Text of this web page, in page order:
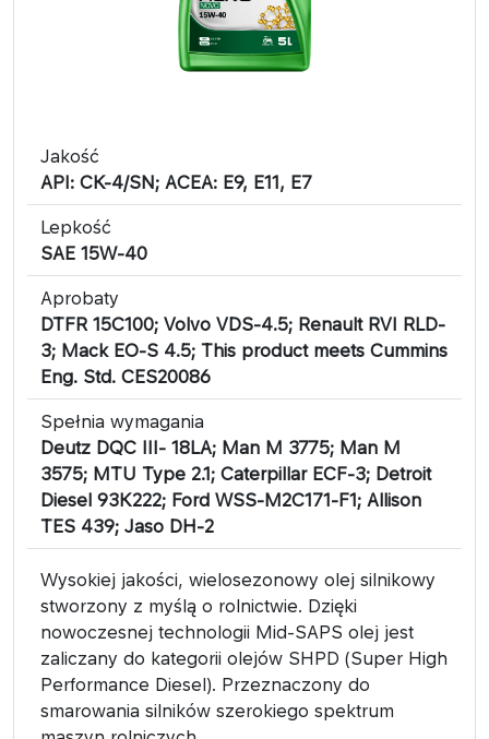
Jakość
API: CK-4/SN; ACEA: E9, E11, E7
Lepkość
SAE 15W-40
Aprobaty
DTFR 15C100; Volvo VDS-4.5; Renault RVI RLD-
3; Mack EO-S 4.5; This product meets Cummins
Eng. Std. CES20086
Spełnia wymagania
Deutz DQC III- 18LA; Man M 3775; Man M
3575; MTU Type 2.1; Caterpillar ECF-3; Detroit
Diesel 93K222; Ford WSS-M2C171-F1; Allison
TES 439; Jaso DH-2
Wysokiej jakości, wielosezonowy olej silnikowy
stworzony z myślą o rolnictwie. Dzięki
nowoczesnej technologii Mid-SAPS olej jest
zaliczany do kategorii olejów SHPD (Super High
Performance Diesel). Przeznaczony do
smarowania silników szerokiego spektrum